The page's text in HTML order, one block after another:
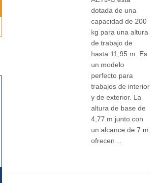
dotada de una
capacidad de 200
kg para una altura
de trabajo de
hasta 11,95 m. Es
un modelo
perfecto para
trabajos de interior
y de exterior. La
altura de base de
4,77 m junto con
un alcance de 7 m
ofrecen…